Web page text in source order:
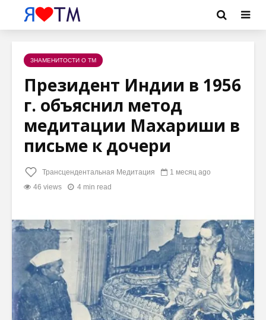
ЗНАМЕНИТОСТИ О ТМ
Президент Индии в 1956
г. объяснил метод
медитации Махариши в
письме к дочери
Трансцендентальная Медитация
1 месяц ago
46 views
4 min read